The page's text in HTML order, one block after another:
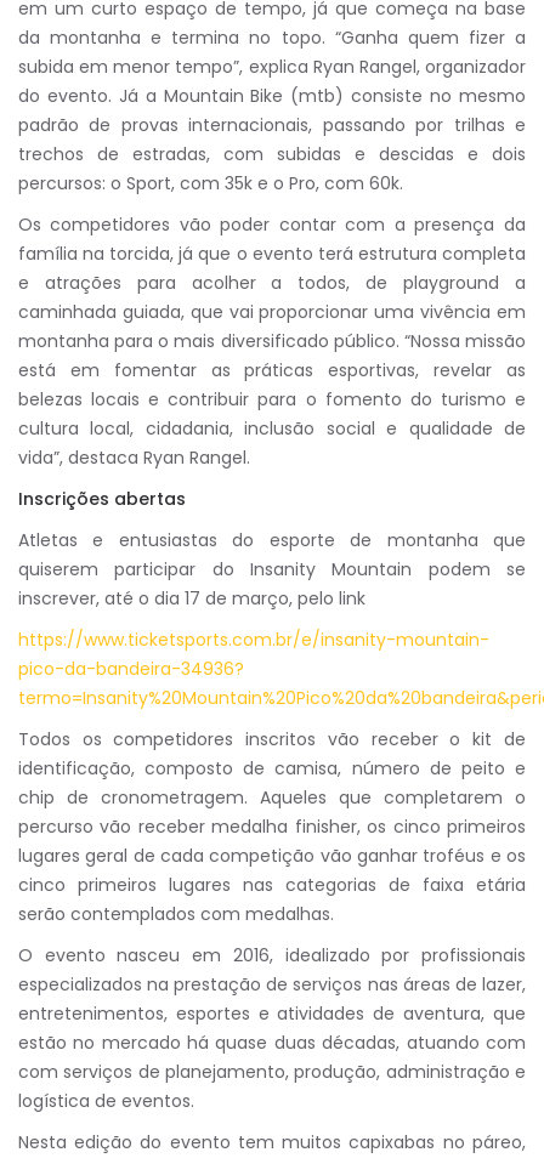
em um curto espaço de tempo, já que começa na base
da montanha e termina no topo. “Ganha quem fizer a
subida em menor tempo”, explica Ryan Rangel, organizador
do evento. Já a Mountain Bike (mtb) consiste no mesmo
padrão de provas internacionais, passando por trilhas e
trechos de estradas, com subidas e descidas e dois
percursos: o Sport, com 35k e o Pro, com 60k.
Os competidores vão poder contar com a presença da
família na torcida, já que o evento terá estrutura completa
e atrações para acolher a todos, de playground a
caminhada guiada, que vai proporcionar uma vivência em
montanha para o mais diversificado público. “Nossa missão
está em fomentar as práticas esportivas, revelar as
belezas locais e contribuir para o fomento do turismo e
cultura local, cidadania, inclusão social e qualidade de
vida”, destaca Ryan Rangel.
Inscrições abertas
Atletas e entusiastas do esporte de montanha que
quiserem participar do Insanity Mountain podem se
inscrever, até o dia 17 de março, pelo link
https://www.ticketsports.com.br/e/insanity-mountain-
pico-da-bandeira-34936?
Todos os competidores inscritos vão receber o kit de
identificação, composto de camisa, número de peito e
chip de cronometragem. Aqueles que completarem o
percurso vão receber medalha finisher, os cinco primeiros
lugares geral de cada competição vão ganhar troféus e os
cinco primeiros lugares nas categorias de faixa etária
serão contemplados com medalhas.
O evento nasceu em 2016, idealizado por profissionais
especializados na prestação de serviços nas áreas de lazer,
entretenimentos, esportes e atividades de aventura, que
estão no mercado há quase duas décadas, atuando com
com serviços de planejamento, produção, administração e
logística de eventos.
Nesta edição do evento tem muitos capixabas no páreo,